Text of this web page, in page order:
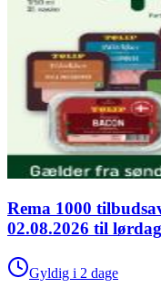
Rema 1000
02.08.2026 til
Gyldig i 2 dage